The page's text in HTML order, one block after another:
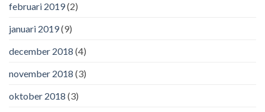
februari 2019(2)
januari 2019(9)
december 2018 (4)
november 2018 (3)
oktober 2018 (3)